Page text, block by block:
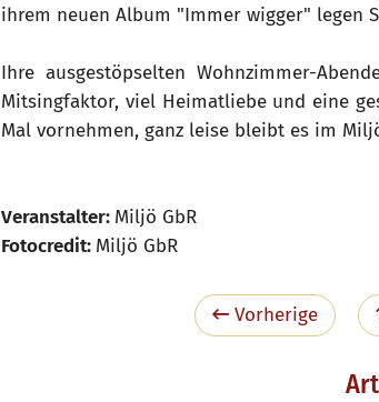
ihrem neuen Album "Immer wigger" legen
Ihre ausgestöpselten Wohnzimmer-
Mitsingfaktor, viel Heimatliebe und eine
Mal vornehmen, ganz leise bleibt es im
Veranstalter: Miljö GbR
Fotocredit: Miljö GbR
Vorherige